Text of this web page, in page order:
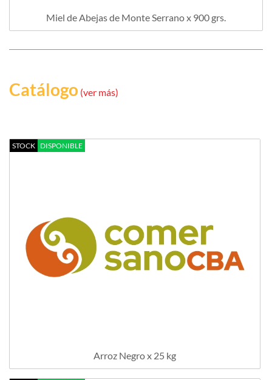
Miel de Abejas de Monte Serrano x 900 grs.
Catálogo (ver más)
STOCK DISPONIBLE
Arroz Negro x 25 kg